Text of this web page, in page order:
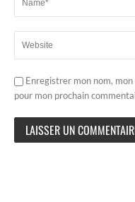
Enregistrer mon nom,
pour mon prochain